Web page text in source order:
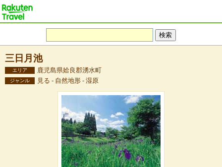
三日月池
エリア 鹿児島県姶良郡湧水町
ジャンル 見る - 自然地形 - 湿原